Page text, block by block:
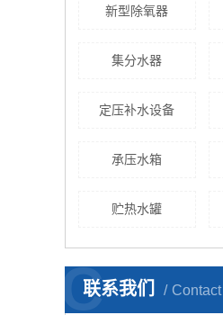
新型除氧器
集分水器
定压补水设备
承压水箱
贮热水罐
联系我们
C